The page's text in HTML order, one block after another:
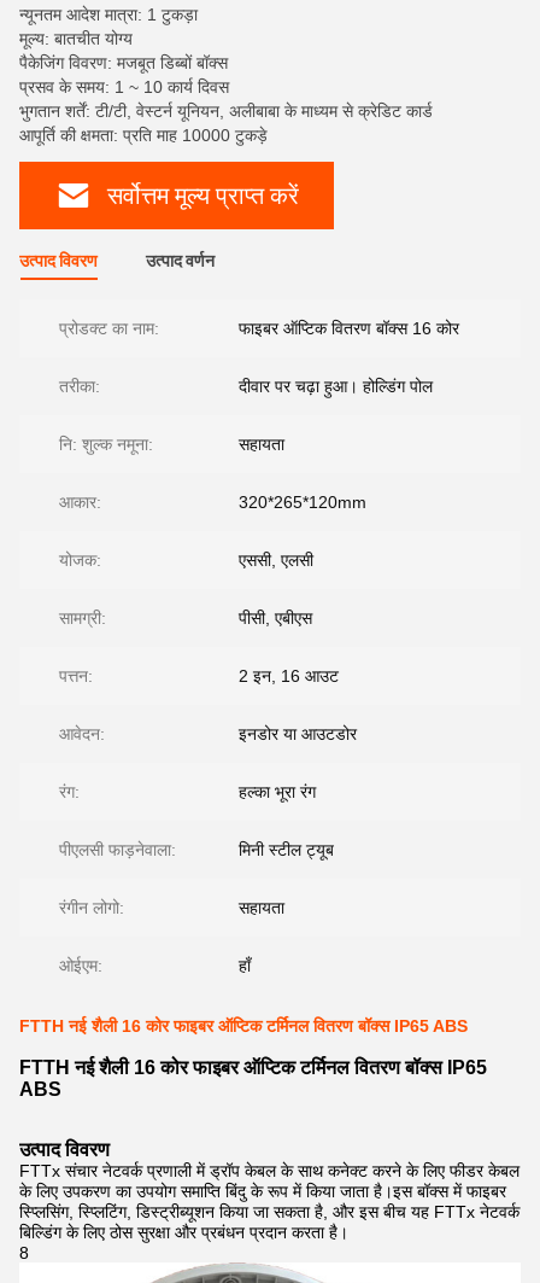
न्यूनतम आदेश मात्रा: 1 टुकड़ा
मूल्य: बातचीत योग्य
पैकेजिंग विवरण: मजबूत डिब्बों बॉक्स
प्रसव के समय: 1 ~ 10 कार्य दिवस
भुगतान शर्तें: टी/टी, वेस्टर्न यूनियन, अलीबाबा के माध्यम से क्रेडिट कार्ड
आपूर्ति की क्षमता: प्रति माह 10000 टुकड़े
सर्वोत्तम मूल्य प्राप्त करें
उत्पाद विवरण उत्पाद वर्णन
प्रोडक्ट का नाम: फाइबर ऑप्टिक वितरण बॉक्स 16 कोर
तरीका: दीवार पर चढ़ा हुआ। होल्डिंग पोल
नि: शुल्क नमूना: सहायता
आकार: 320*265*120mm
योजक: एससी, एलसी
सामग्री: पीसी, एबीएस
पत्तन: 2 इन, 16 आउट
आवेदन: इनडोर या आउटडोर
रंग: हल्का भूरा रंग
पीएलसी फाड़नेवाला: मिनी स्टील ट्यूब
रंगीन लोगो: सहायता
ओईएम: हाँ
FTTH नई शैली 16 कोर फाइबर ऑप्टिक टर्मिनल वितरण बॉक्स IP65 ABS
FTTH नई शैली 16 कोर फाइबर ऑप्टिक टर्मिनल वितरण बॉक्स IP65
ABS
उत्पाद विवरण
FTTx संचार नेटवर्क प्रणाली में ड्रॉप केबल के साथ कनेक्ट करने के लिए फीडर केबल
के लिए उपकरण का उपयोग समाप्ति बिंदु के रूप में किया जाता है।इस बॉक्स में फाइबर
स्प्लिसिंग, स्प्लिटिंग, डिस्ट्रीब्यूशन किया जा सकता है, और इस बीच यह FTTx नेटवर्क
बिल्डिंग के लिए ठोस सुरक्षा और प्रबंधन प्रदान करता है।
8